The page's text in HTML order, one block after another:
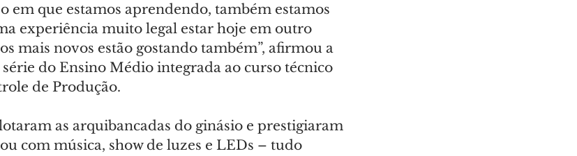
em que estamos aprendendo, também estamos
experiência muito legal estar hoje em outro
mais novos estão gostando também”, afirmou a
série do Ensino Médio integrada ao curso técnico
de Produção.
as arquibancadas do ginásio e prestigiaram
com música, show de luzes e LEDs – tudo